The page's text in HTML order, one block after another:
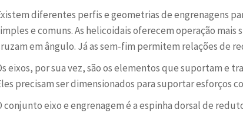
diferentes perfis e geometrias de engrenagens
e comuns. As helicoidais oferecem operação
em ângulo. Já as sem-fim permitem relações de
eixos, por sua vez, são os elementos que suportam e
precisam ser dimensionados para suportar esforços
conjunto eixo e engrenagem é a espinha dorsal de